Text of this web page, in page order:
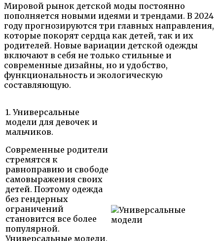
Мировой рынок детской моды постоянно
пополняется новыми идеями и трендами. В 2024
году прогнозируются три главных направления,
которые покорят сердца как детей, так и их
родителей. Новые вариации детской одежды
включают в себя не только стильные и
современные дизайны, но и удобство,
функциональность и экологическую
составляющую.
1. Универсальные
модели для девочек и
мальчиков.
Современные родители
стремятся к
равноправию и свободе
самовыражения своих
детей. Поэтому одежда
без гендерных
ограничений
становится все более
популярной.
Универсальные модели,